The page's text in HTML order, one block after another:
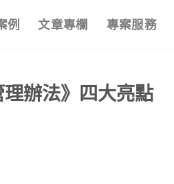
例 文章專欄 專案服務
辦法》四大亮點